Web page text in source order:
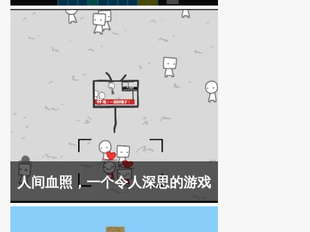
人间血照，一个令人深思的游戏